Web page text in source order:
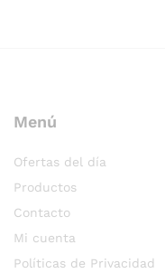
Menú
Ofertas del día
Productos
Contacto
Mi cuenta
Políticas de Privacidad